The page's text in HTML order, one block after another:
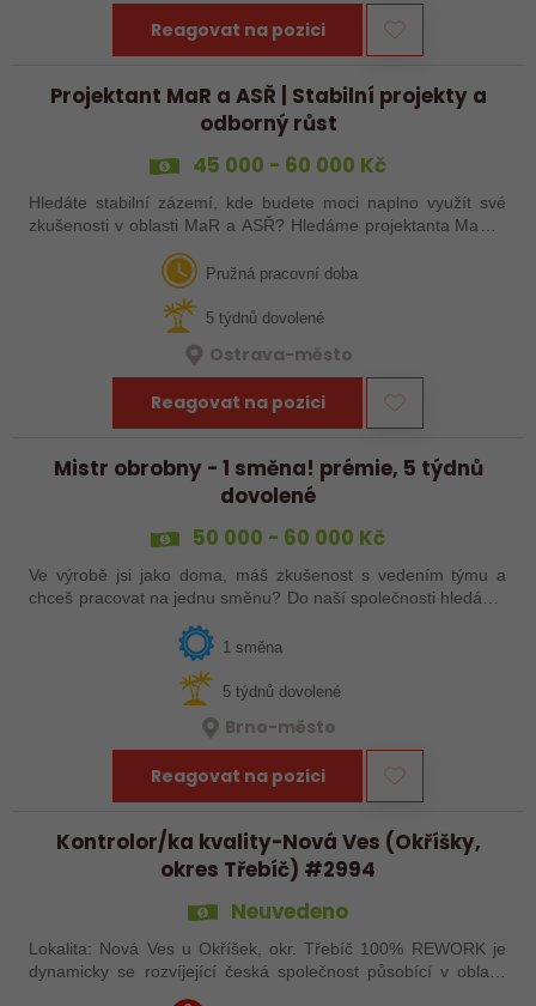
Reagovat na pozici
Projektant MaR a ASŘ | Stabilní projekty a
odborný růst
45 000 - 60 000 Kč
Hledáte stabilní zázemí, kde budete moci naplno využít své
zkušenosti v oblasti MaR a ASŘ? Hledáme projektanta MaR a
a návrhu technických…
Pružná pracovní doba
5 týdnů dovolené
Ostrava-město
Reagovat na pozici
Mistr obrobny - 1 směna! prémie, 5 týdnů
dovolené
50 000 - 60 000 Kč
Ve výrobě jsi jako doma, máš zkušenost s vedením týmu a
chceš pracovat na jednu směnu? Do naší společnosti hledáme
kolegu na pozici mistra obrobny! Rozumíš technologii obrábění
a práci s CNC stroji?…
1 směna
5 týdnů dovolené
Brno-město
Reagovat na pozici
Kontrolor/ka kvality-Nová Ves (Okříšky,
okres Třebíč) #2994
Neuvedeno
Lokalita: Nová Ves u Okříšek, okr. Třebíč 100% REWORK je
dynamicky se rozvíjející česká společnost působící v oblasti